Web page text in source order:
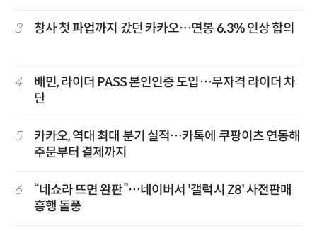
3 창사 첫 파업까지 갔던 카카오…연봉 6.3% 인상 합의
4
배민, 라이더 PASS 본인인증 도입…무자격 라이더 차
단
5
카카오, 역대 최대 분기 실적…카톡에 쿠팡이츠 연동해
주문부터 결제까지
6
“네쇼라 뜨면 완판”…네이버서 '갤럭시 Z8' 사전판매
흥행 돌풍